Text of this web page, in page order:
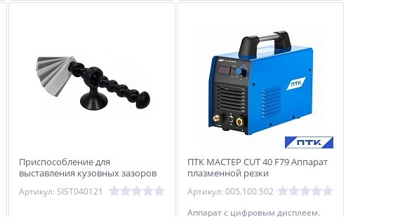
Приспособление для
выставления кузовных зазоров
Артикул: SIST040121
ПТК МАСТЕР CUT 40 F79 Аппарат
плазменной резки
Артикул: 005.100.502
Аппарат с цифровым дисплеем.